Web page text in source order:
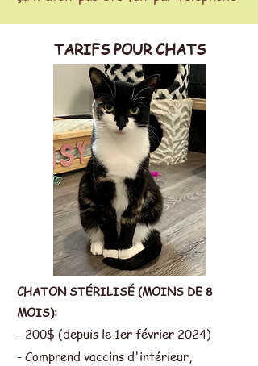
TARIFS POUR CHATS
CHATON STÉRILISÉ (MOINS DE 8
MOIS):
- 200$ (depuis le 1er février 2024)
- Comprend vaccins d'intérieur,